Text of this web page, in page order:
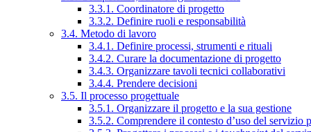
3.3.1. Coordinatore di progetto
3.3.2. Definire ruoli e responsabilità
3.4. Metodo di lavoro
3.4.1. Definire processi, strumenti e rituali
3.4.2. Curare la documentazione di progetto
3.4.3. Organizzare tavoli tecnici collaborativi
3.4.4. Prendere decisioni
3.5. Il processo progettuale
3.5.1. Organizzare il progetto e la sua gestione
3.5.2. Comprendere il contesto d’uso del servizio